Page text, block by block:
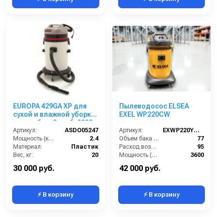
EUROPA 429GA XP для
сухой и влажной уборки
пласт. бак, 2 турб, 2800
Вт, 62 л.
Артикул:
ASDO05247
Мощность (кВт):
2.4
Материал:
Пластик
Вес, кг:
20
Габаритные размеры, мм:
30 000 руб.
⚡ В корзину
Пылеводосос ELSEA
EXEL WP220CW
Артикул:
EXWP220YCW2
Объем бака (л):
77
Расход воздуха (л/сек):
95
Мощность (Вт):
3600
Напряжение (В):
42 000 руб.
⚡ В корзину